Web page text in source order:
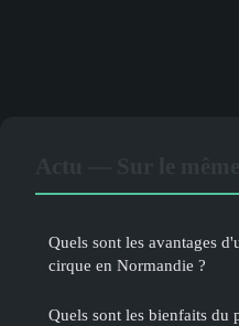
Quels sont les avantages
cirque en Normandie ?
Quels sont les bienfaits du